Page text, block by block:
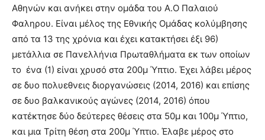
Αθηνών και ανήκει στην ομάδα του Α.Ο Παλαιού
Φαληρου. Είναι μέλος της Εθνικής Ομάδας κολύμβησης
από τα 13 της χρόνια και έχει κατακτήσει έξι 96)
μετάλλια σε Πανελλήνια Πρωταθλήματα εκ των οποίων
το ένα (1) είναι χρυσό στα 200μ Ύπτιο. Έχει λάβει μέρος
σε δυο πολυεθνεις διοργανώσεις (2014, 2016) και επίσης
σε δυο βαλκανικούς αγώνες (2014, 2016) όπου
κατέκτησε δύο δεύτερες θέσεις στα 50μ και 100μ Ύπτιο,
και μια Τρίτη θέση στα 200μ Ύπτιο. Έλαβε μέρος στο